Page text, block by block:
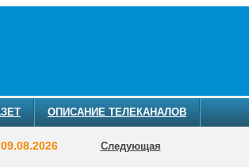
ОПИСАНИЕ ТЕЛЕКАНАЛОВ
Следующая